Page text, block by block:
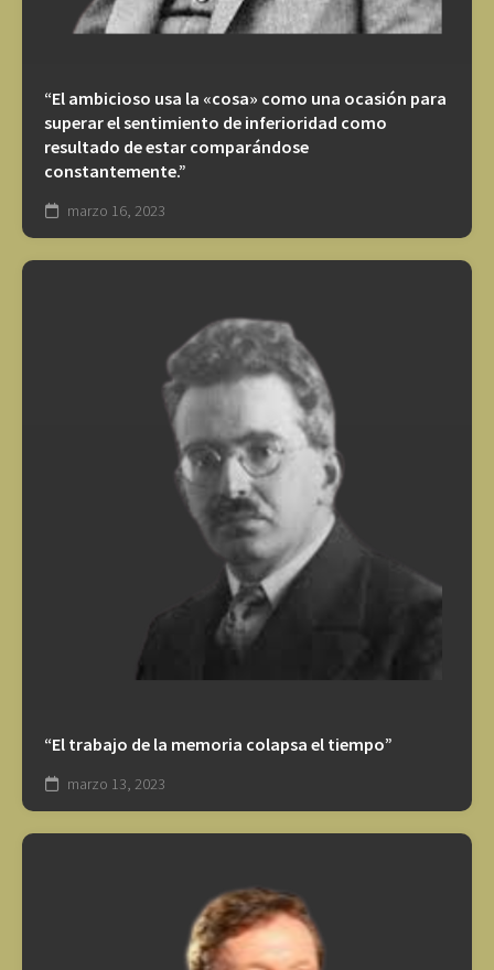
“El ambicioso usa la «cosa» como una ocasión para
superar el sentimiento de inferioridad como
resultado de estar comparándose
constantemente.”
marzo 16, 2023
“El trabajo de la memoria colapsa el tiempo”
marzo 13, 2023